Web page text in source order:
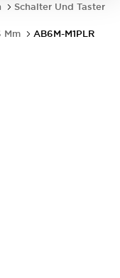
Schalter Und Taster
Mm
AB6M-M1PLR